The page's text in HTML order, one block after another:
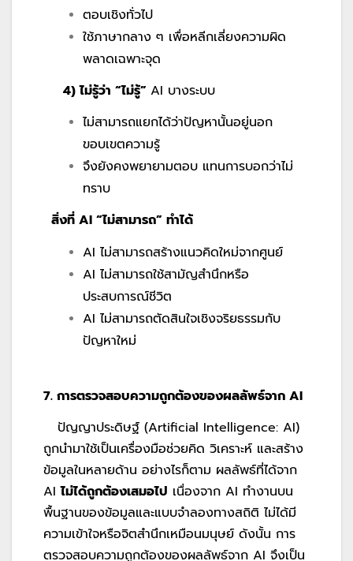
ตอบเชิงทั่วไป
ใช้ภาษากลาง ๆ เพื่อหลีกเลี่ยงความผิด
พลาดเฉพาะจุด
4) ไม่รู้ว่า “ไม่รู้” AI บางระบบ
ไม่สามารถแยกได้ว่าปัญหานั้นอยู่นอก
ขอบเขตความรู้
จึงยังคงพยายามตอบ แทนการบอกว่าไม่
ทราบ
สิ่งที่ AI “ไม่สามารถ” ทำได้
AI ไม่สามารถสร้างแนวคิดใหม่จากศูนย์
AI ไม่สามารถใช้สามัญสำนึกหรือ
ประสบการณ์ชีวิต
AI ไม่สามารถตัดสินใจเชิงจริยธรรมกับ
ปัญหาใหม่
7. การตรวจสอบความถูกต้องของผลลัพธ์จาก AI
ปัญญาประดิษฐ์ (Artificial Intelligence: AI)
ถูกนำมาใช้เป็นเครื่องมือช่วยคิด วิเคราะห์ และสร้าง
ข้อมูลในหลายด้าน อย่างไรก็ตาม ผลลัพธ์ที่ได้จาก
AIไม่ได้ถูกต้องเสมอไป เนื่องจาก AI ทำงานบน
พื้นฐานของข้อมูลและแบบจำลองทางสถิติ ไม่ได้มี
ความเข้าใจหรือจิตสำนึกเหมือนมนุษย์ ดังนั้น การ
ตรวจสอบความถูกต้องของผลลัพธ์จาก AI จึงเป็น